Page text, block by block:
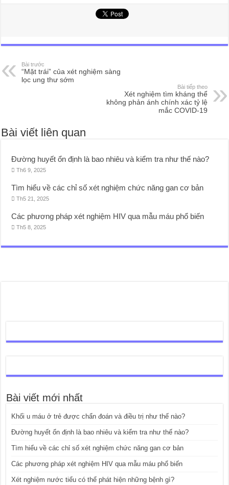
Bài trước
“Mặt trái” của xét nghiệm sàng
lọc ung thư sớm
Bài tiếp theo
Xét nghiệm tìm kháng thể
không phản ánh chính xác tỷ lệ
mắc COVID-19
Bài viết liên quan
Đường huyết ổn định là bao nhiêu và kiểm tra như thế nào?
Th6 9, 2025
Tìm hiểu về các chỉ số xét nghiệm chức năng gan cơ bản
Th5 21, 2025
Các phương pháp xét nghiệm HIV qua mẫu máu phổ biến
Th5 8, 2025
Bài viết mới nhất
Khối u máu ở trẻ được chẩn đoán và điều trị như thế nào?
Đường huyết ổn định là bao nhiêu và kiểm tra như thế nào?
Tìm hiểu về các chỉ số xét nghiệm chức năng gan cơ bản
Các phương pháp xét nghiệm HIV qua mẫu máu phổ biến
Xét nghiệm nước tiểu có thể phát hiện những bệnh gì?